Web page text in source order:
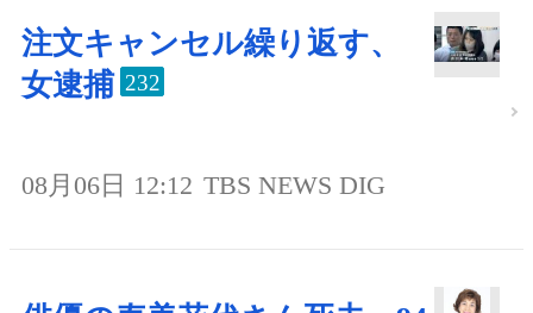
注文キャンセル繰り返す、
女逮捕 232
08月06日 12:12 TBS NEWS DIG